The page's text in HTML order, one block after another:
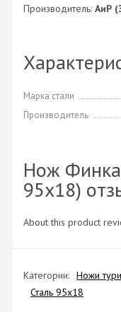
Производитель: АиР
Марка стали
Производитель
Нож
95х18)
About this product
Категории: Ножи
Сталь 95х18